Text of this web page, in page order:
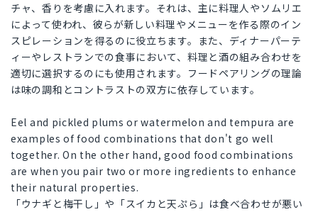
チャ、香りを考慮に入れます。それは、主に料理人やソムリエ
によって使われ、彼らが新しい料理やメニューを作る際のイン
スピレーションを得るのに役立ちます。また、ディナーパーテ
ィーやレストランでの食事において、料理と酒の組み合わせを
適切に選択するのにも使用されます。フードペアリングの理論
は味の調和とコントラストの双方に依存しています。
Eel and pickled plums or watermelon and tempura are
examples of food combinations that don't go well
together. On the other hand, good food combinations
are when you pair two or more ingredients to enhance
their natural properties.
「ウナギと梅干し」や「スイカと天ぷら」は食べ合わせが悪い